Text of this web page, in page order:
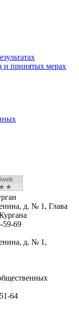
и принятых мерах
д. № 1, Глава
59-69
д. № 1,
64